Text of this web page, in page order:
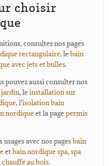
choisir
consultez nos pages
rectangulaire, lebain
avec jets et bulles.
pouvez aussi consulter nos
jardin, leinstallation sur
, l’isolation bain
nordiqueet la pagepermis
avec nos pagesbain
etbain nordique spa,spa
au bois.